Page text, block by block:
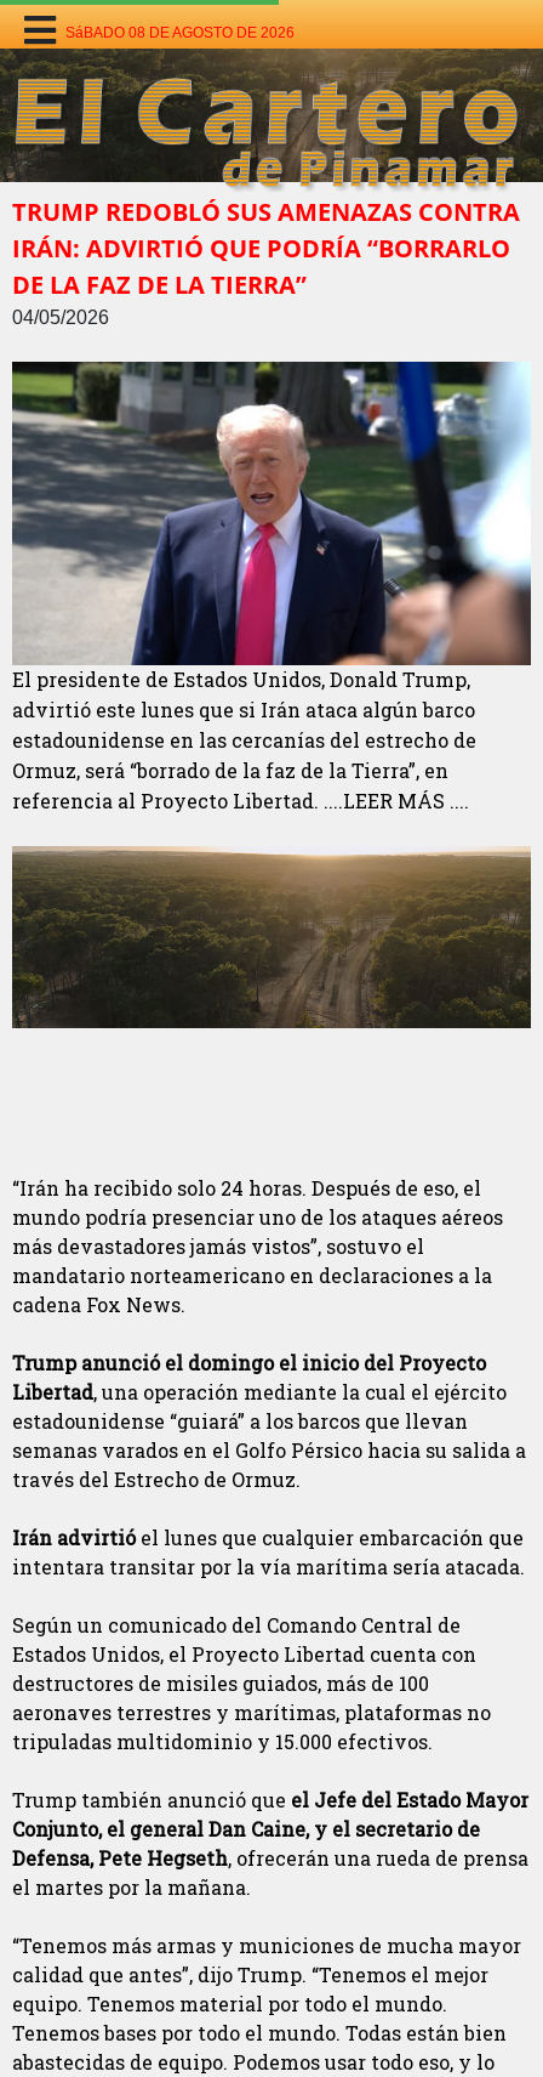
SáBADO 08 DE AGOSTO DE 2026
TRUMP REDOBLÓ SUS AMENAZAS CONTRA
IRÁN: ADVIRTIÓ QUE PODRÍA “BORRARLO
DE LA FAZ DE LA TIERRA”
04/05/2026
El presidente de Estados Unidos, Donald Trump,
advirtió este lunes que si Irán ataca algún barco
estadounidense en las cercanías del estrecho de
Ormuz, será “borrado de la faz de la Tierra”, en
referencia al Proyecto Libertad. ....LEER MÁS ....
“Irán ha recibido solo 24 horas. Después de eso, el
mundo podría presenciar uno de los ataques aéreos
más devastadores jamás vistos”, sostuvo el
mandatario norteamericano en declaraciones a la
cadena Fox News.
Trump anunció el domingo el inicio del Proyecto
Libertad, una operación mediante la cual el ejército
estadounidense “guiará” a los barcos que llevan
semanas varados en el Golfo Pérsico hacia su salida a
través del Estrecho de Ormuz.
Irán advirtióel lunes que cualquier embarcación que
intentara transitar por la vía marítima sería atacada.
Según un comunicado del Comando Central de
Estados Unidos, el Proyecto Libertad cuenta con
destructores de misiles guiados, más de 100
aeronaves terrestres y marítimas, plataformas no
tripuladas multidominio y 15.000 efectivos.
Trump también anunció que el Jefe del Estado Mayor
Conjunto, el general Dan Caine, y el secretario de
Defensa, Pete Hegseth, ofrecerán una rueda de prensa
el martes por la mañana.
“Tenemos más armas y municiones de mucha mayor
calidad que antes”, dijo Trump. “Tenemos el mejor
equipo. Tenemos material por todo el mundo.
Tenemos bases por todo el mundo. Todas están bien
abastecidas de equipo. Podemos usar todo eso, y lo